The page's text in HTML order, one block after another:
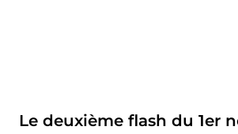
Le deuxième flash du 1er